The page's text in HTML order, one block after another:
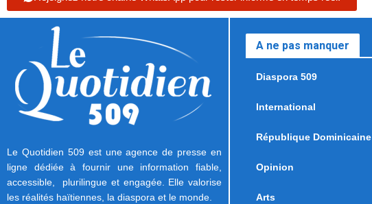
Le Quotidien 509 est une agence de presse en
ligne dédiée à fournir une information fiable,
accessible, plurilingue et engagée. Elle valorise
les réalités haïtiennes, la diaspora et le monde.
A ne pas manquer
Diaspora 509
International
République Dominicaine
Opinion
Arts